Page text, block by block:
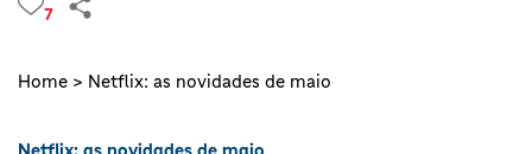
7
Home > Netflix: as novidades de maio